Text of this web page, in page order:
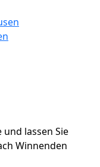
lassen Sie
Winnenden